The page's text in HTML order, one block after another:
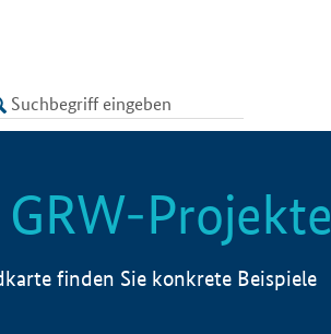
Projekte
finden Sie konkrete Beispiele